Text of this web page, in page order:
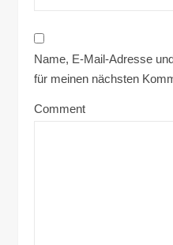
Name, E-Mail-Adresse
für meinen nächsten
Comment